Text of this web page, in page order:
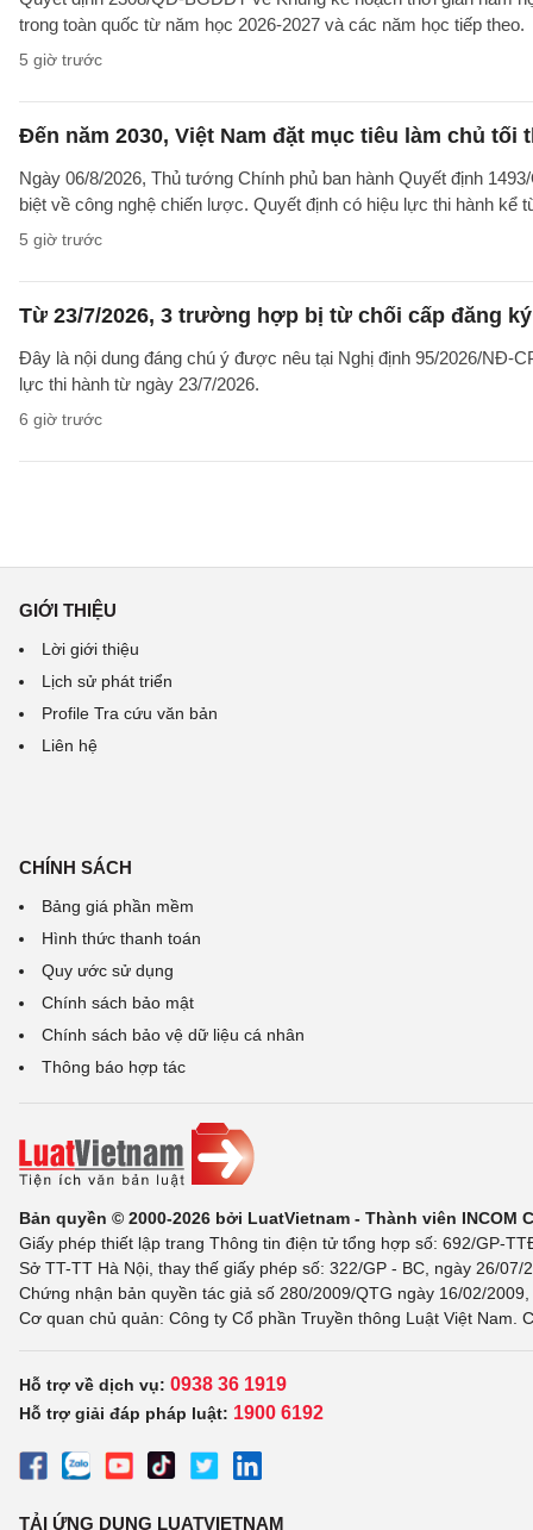
trong toàn quốc từ năm học 2026-2027 và các năm học tiếp theo.
5 giờ trước
Đến năm 2030, Việt Nam đặt mục tiêu làm chủ
Ngày 06/8/2026, Thủ tướng Chính phủ ban hành Quyết định
biệt về công nghệ chiến lược. Quyết định có hiệu lực thi hành kể
5 giờ trước
Từ 23/7/2026, 3 trường hợp bị từ chối cấp đăng
Đây là nội dung đáng chú ý được nêu tại Nghị định 95/2026/NĐ-
lực thi hành từ ngày 23/7/2026.
6 giờ trước
GIỚI THIỆU
Lời giới thiệu
Lịch sử phát triển
Profile Tra cứu văn bản
Liên hệ
CHÍNH SÁCH
Bảng giá phần mềm
Hình thức thanh toán
Quy ước sử dụng
Chính sách bảo mật
Chính sách bảo vệ dữ liệu cá nhân
Thông báo hợp tác
Bản quyền © 2000-2026 bởi LuatVietnam - Thành viên INCOM
Giấy phép thiết lập trang Thông tin điện tử tổng hợp số: 692/GP-
Sở TT-TT Hà Nội, thay thế giấy phép số: 322/GP - BC, ngày 26/
Chứng nhận bản quyền tác giả số 280/2009/QTG ngày 16/02/
Cơ quan chủ quản: Công ty Cổ phần Truyền thông Luật Việt Nam.
Hỗ trợ về dịch vụ: 0938 36 1919
Hỗ trợ giải đáp pháp luật: 1900 6192
TẢI ỨNG DỤNG LUATVIETNAM